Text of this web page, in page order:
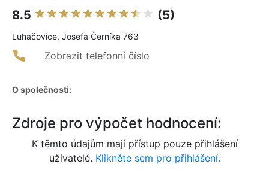
8.5 (5)
Luhačovice, Josefa Černíka 763
Zobrazit telefonní číslo
O společnosti:
Zdroje pro výpočet hodnocení:
K těmto údajům mají přístup pouze přihlášení
uživatelé. Klikněte sem pro přihlášení.